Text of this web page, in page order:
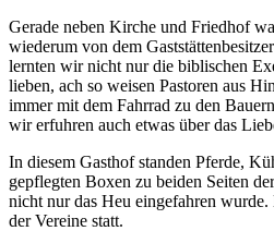
Gerade neben Kirche und Friedhof
wiederum von dem
lernten wir nicht nur die biblischen
lieben, ach so weisen Pastoren aus
immer mit dem Fahrrad zu den
wir erfuhren auch etwas über das
In diesem Gasthof standen Pferde,
gepflegten Boxen zu beiden Seiten
nicht nur das Heu eingefahren
der Vereine statt.